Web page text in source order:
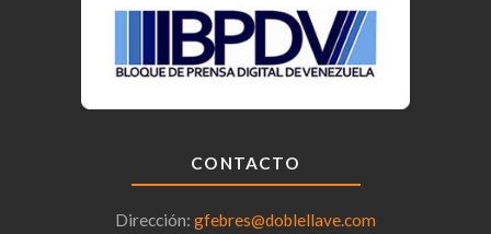
CONTACTO
Dirección: gfebres@doblellave.com